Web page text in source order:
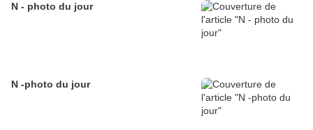
N - photo du jour
N -photo du jour